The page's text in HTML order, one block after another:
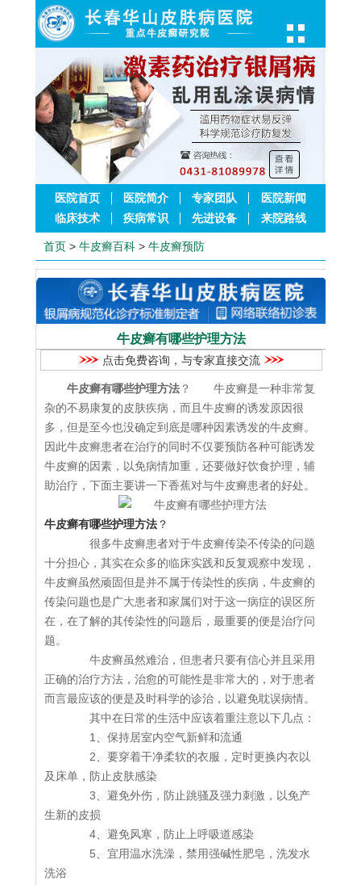
医院首页 医院简介 专家团队
医院新闻
临床技术
疾病常识 先进设备 来院路线
首页 > 牛皮癣百科 > 牛皮癣预防
牛皮癣有哪些护理方法
点击免费咨询，与专家直接交流
牛皮癣有哪些护理方法 ？ 牛皮癣是一种非常复
杂的不易康复的皮肤疾病，而且牛皮癣的诱发原因很
多，但是至今也没确定到底是哪种因素诱发的牛皮癣。
因此牛皮癣患者在治疗的同时不仅要预防各种可能诱发
牛皮癣的因素，以免病情加重，还要做好饮食护理，辅
助治疗，下面主要讲一下香蕉对与牛皮癣患者的好处。
牛皮癣有哪些护理方法 ？
很多牛皮癣患者对于牛皮癣传染不传染的问题
十分担心，其实在众多的临床实践和反复观察中发现，
牛皮癣虽然顽固但是并不属于传染性的疾病，牛皮癣的
传染问题也是广大患者和家属们对于这一病症的误区所
在，在了解的其传染性的问题后，最重要的便是治疗问
题。
牛皮癣虽然难治，但患者只要有信心并且采用
正确的治疗方法，治愈的可能性是非常大的，对于患者
而言最应该的便是及时科学的诊治，以避免耽误病情。
其中在日常的生活中应该着重注意以下几点：
1、保持居室内空气新鲜和流通
2、要穿着干净柔软的衣服，定时更换内衣以
及床单，防止皮肤感染
3、避免外伤，防止跳骚及强力刺激，以免产
生新的皮损
4、避免风寒，防止上呼吸道感染
5、宜用温水洗澡，禁用强碱性肥皂，洗发水
洗浴